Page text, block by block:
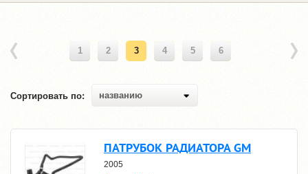
1 2 3 4 5 6
Сортировать по: названию
ПАТРУБОК РАДИАТОРА GM
2005